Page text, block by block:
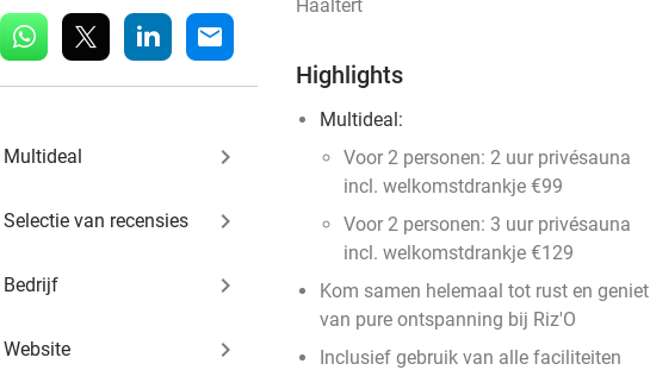
whatsapp linkedin mail
Multideal keyboard_arrow_right
Selectie van recensies keyboard_arrow_right
Bedrijf keyboard_arrow_right
Website keyboard_arrow_right
Haaltert
Highlights
Multideal:
Voor 2 personen: 2 uur privésauna
incl. welkomstdrankje €99
Voor 2 personen: 3 uur privésauna
incl. welkomstdrankje €129
Kom samen helemaal tot rust en geniet
van pure ontspanning bij Riz'O
Inclusief gebruik van alle faciliteiten